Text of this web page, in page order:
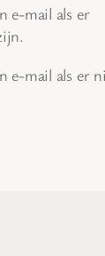
e-mail als er
e-mail als er